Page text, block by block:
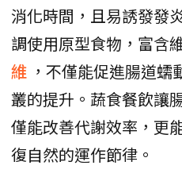
消化時間，且易誘發發
調使用原型食物，富含
維 ，不僅能促進腸道
叢的提升。蔬食餐飲讓
僅能改善代謝效率，更
復自然的運作節律。